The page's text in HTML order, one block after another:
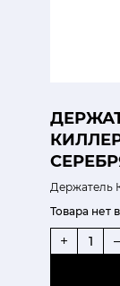
КИЛЛЕР
Держатель
Товара нет
+ –